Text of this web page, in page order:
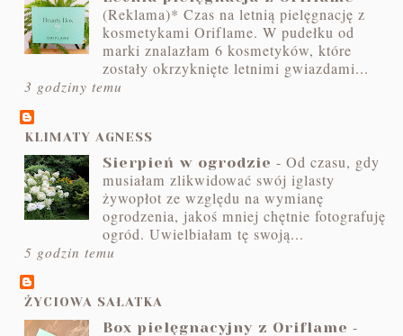
(Reklama)* Czas na letnią pielęgnację z
kosmetykami Oriflame. W pudełku od
marki znalazłam 6 kosmetyków, które
zostały okrzyknięte letnimi gwiazdami...
3 godziny temu
KLIMATY AGNESS
Sierpień w ogrodzie -Od czasu, gdy
musiałam zlikwidować swój iglasty
żywopłot ze względu na wymianę
ogrodzenia, jakoś mniej chętnie fotografuję
ogród. Uwielbiałam tę swoją...
5 godzin temu
ŻYCIOWA SAŁATKA
Box pielęgnacyjny z Oriflame -